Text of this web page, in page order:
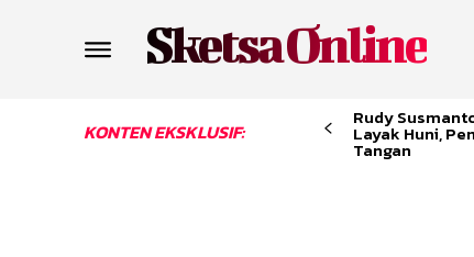
Sketsa Online
KONTEN EKSKLUSIF:
Rudy
Layak Huni,
Tangan